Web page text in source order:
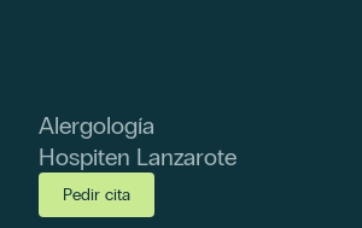
Alergología
Hospiten Lanzarote
Pedir cita